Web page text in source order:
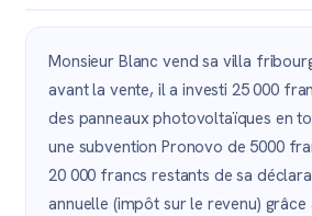
Monsieur Blanc vend sa villa
avant la vente, il a investi 25 000
des panneaux photovoltaïques en
une subvention Pronovo de 5000
20 000 francs restants de sa
annuelle (impôt sur le revenu) grâce